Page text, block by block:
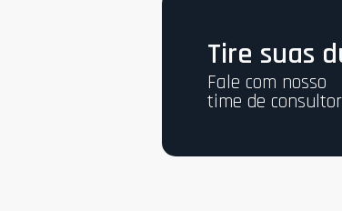
Tire suas
Fale com nosso
time de